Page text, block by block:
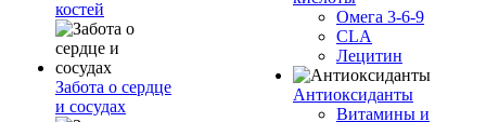
костей
Забота о сердце
и сосудах
Омега 3-6-9
CLA
Лецитин
Антиоксиданты
Витамины и